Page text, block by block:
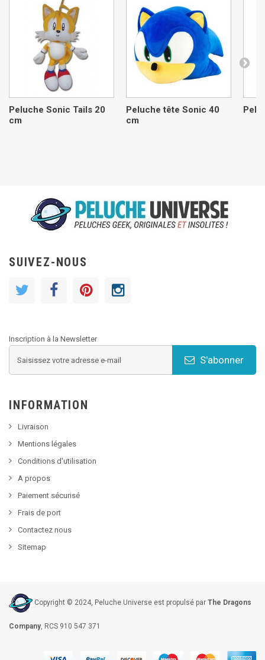
Peluche Sonic Tails 20
cm
Peluche tête Sonic 40
cm
SUIVEZ-NOUS
Inscription à la Newsletter
S'abonner
INFORMATION
Livraison
Mentions légales
Conditions d'utilisation
A propos
Paiement sécurisé
Frais de port
Contactez nous
Sitemap
Copyright © 2024, Peluche Universe est propulsé par The Dragons
Company, RCS 910 547 371